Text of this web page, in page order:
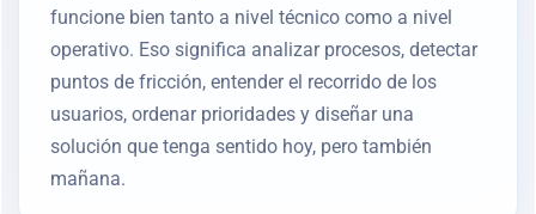
funcione bien tanto a nivel técnico como a nivel
operativo. Eso significa analizar procesos, detectar
puntos de fricción, entender el recorrido de los
usuarios, ordenar prioridades y diseñar una
solución que tenga sentido hoy, pero también
mañana.